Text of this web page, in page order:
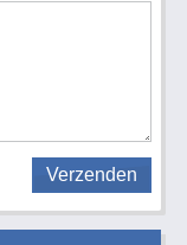
Verzenden